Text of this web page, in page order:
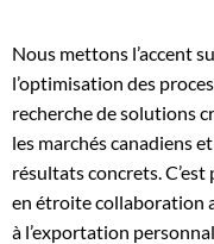
Nous mettons l’accent
l’optimisation des
recherche de solutions
les marchés canadiens
résultats concrets.
en étroite collaboration
à l’exportation